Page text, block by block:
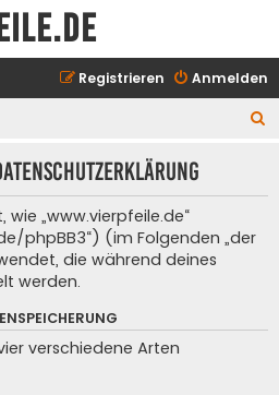
Anmelden
Registrieren
h
wie „www.vierpfeile.de“
phpBB3“) (im Folgenden „der
die während deines
werden.
verschiedene Arten